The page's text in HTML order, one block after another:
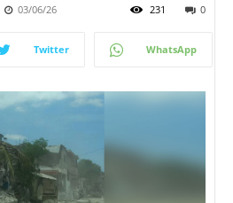
03/06/26 0
231
Twitter WhatsApp